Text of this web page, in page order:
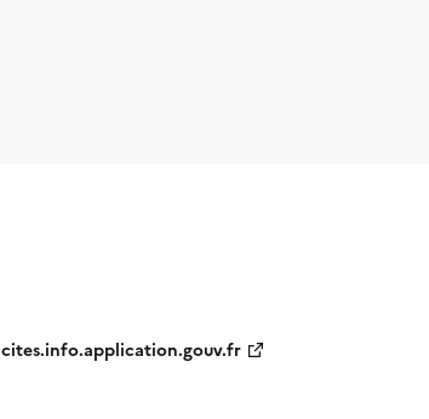
cites.info.application.gouv.fr